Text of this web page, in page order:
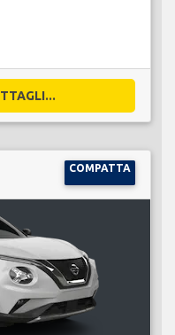
COMPATTA